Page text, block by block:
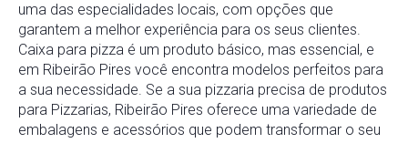
uma das especialidades locais, com opções que
garantem a melhor experiência para os seus clientes.
Caixa para pizza é um produto básico, mas essencial, e
em Ribeirão Pires você encontra modelos perfeitos para
a sua necessidade. Se a sua pizzaria precisa de produtos
para Pizzarias, Ribeirão Pires oferece uma variedade de
embalagens e acessórios que podem transformar o seu